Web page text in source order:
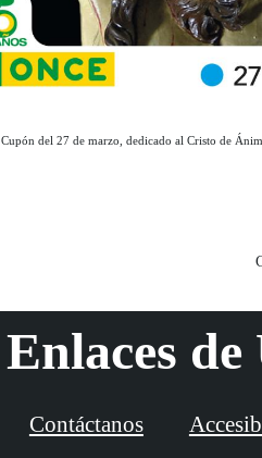
Cupón del 27 de marzo, dedicado al Cristo de
Enlaces
Contáctanos